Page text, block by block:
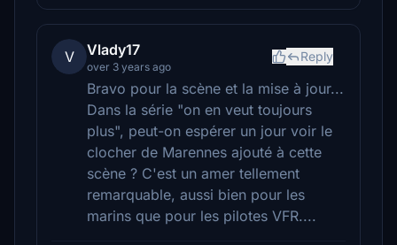
V Vlady17
over 3 years ago
Reply
Bravo pour la scène et la mise à jour...
Dans la série "on en veut toujours
plus", peut-on espérer un jour voir le
clocher de Marennes ajouté à cette
scène ? C'est un amer tellement
remarquable, aussi bien pour les
marins que pour les pilotes VFR....